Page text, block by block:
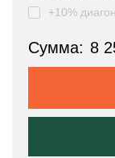
+10%
Сумма: 8